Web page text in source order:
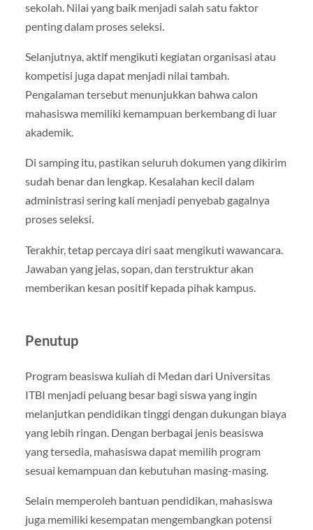
sekolah. Nilai yang baik menjadi salah satu faktor
penting dalam proses seleksi.
Selanjutnya, aktif mengikuti kegiatan organisasi atau
kompetisi juga dapat menjadi nilai tambah.
Pengalaman tersebut menunjukkan bahwa calon
mahasiswa memiliki kemampuan berkembang di luar
akademik.
Di samping itu, pastikan seluruh dokumen yang dikirim
sudah benar dan lengkap. Kesalahan kecil dalam
administrasi sering kali menjadi penyebab gagalnya
proses seleksi.
Terakhir, tetap percaya diri saat mengikuti wawancara.
Jawaban yang jelas, sopan, dan terstruktur akan
memberikan kesan positif kepada pihak kampus.
Penutup
Program beasiswa kuliah di Medan dari Universitas
ITBI menjadi peluang besar bagi siswa yang ingin
melanjutkan pendidikan tinggi dengan dukungan biaya
yang lebih ringan. Dengan berbagai jenis beasiswa
yang tersedia, mahasiswa dapat memilih program
sesuai kemampuan dan kebutuhan masing-masing.
Selain memperoleh bantuan pendidikan, mahasiswa
juga memiliki kesempatan mengembangkan potensi